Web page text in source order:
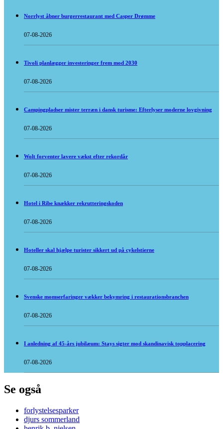
Norrlyst åbner burgerrestaurant med Casper Drømme
07-08-2026
Tivoli planlægger investeringer frem mod 2030
07-08-2026
Campingpladser mister terræn i dansk turisme: Efterlyser moderne lovgivning
07-08-2026
Wolt forventer lavere vækst efter rekordår
07-08-2026
Hotel i Ribe knækker rekrutteringskoden
07-08-2026
Hoteller skal hjælpe turister sikkert ud på cykelstierne
07-08-2026
Svenske momserfaringer vækker bekymring i restaurationsbranchen
07-08-2026
I anledning af 45-års jubilæum: Stays sigter mod skandinavisk topplacering
07-08-2026
Se også
forlystelsesparker
djurs sommerland